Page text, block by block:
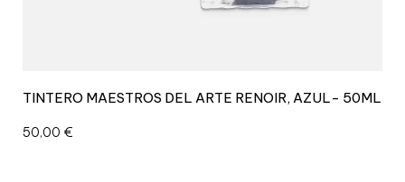
TINTERO MAESTROS DEL ARTE RENOIR, AZUL- 50ML
50,00 €